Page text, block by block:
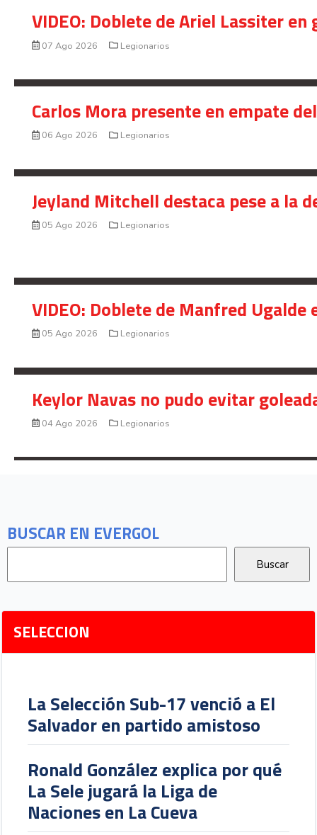
BUSCAR EN EVERGOL
SELECCION
La Selección Sub-17 venció a El
Salvador en partido amistoso
Ronald González explica por qué
La Sele jugará la Liga de
Naciones en La Cueva
VIDEO: Doblete de Ariel Lassiter
07 Ago 2026 Legionarios
Carlos Mora presente en empate
06 Ago 2026 Legionarios
Jeyland Mitchell destaca pese a la
05 Ago 2026 Legionarios
VIDEO: Doblete de Manfred
05 Ago 2026 Legionarios
Keylor Navas no pudo evitar
04 Ago 2026 Legionarios